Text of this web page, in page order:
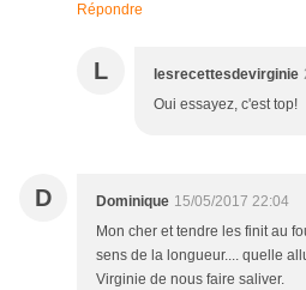
Répondre
L lesrecettesdevirginie
Oui essayez, c'est top!
D Dominique 15/05/2017 22:04
Mon cher et tendre les finit au
sens de la longueur.... quelle
Virginie de nous faire saliver.